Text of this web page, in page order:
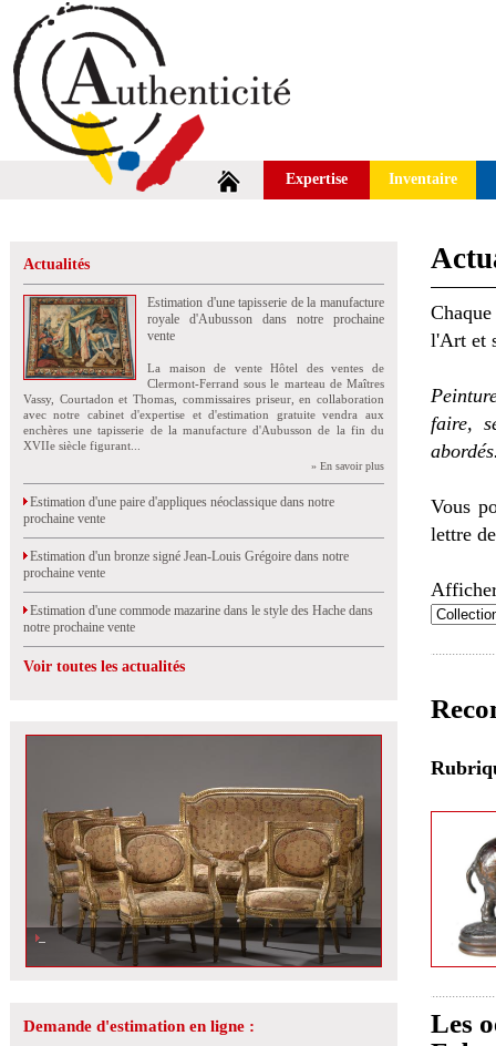
Expertise Inventaire
Actualités
Estimation d'une tapisserie de la manufacture
royale d'Aubusson dans notre prochaine
vente
La maison de vente Hôtel des ventes de
Clermont-Ferrand sous le marteau de Maîtres
Vassy, Courtadon et Thomas, commissaires priseur, en collaboration
avec notre cabinet d'expertise et d'estimation gratuite vendra aux
enchères une tapisserie de la manufacture d'Aubusson de la fin du
XVIIe siècle figurant...
» En savoir plus
Estimation d'une paire d'appliques néoclassique dans notre
prochaine vente
Estimation d'un bronze signé Jean-Louis Grégoire dans notre
prochaine vente
Estimation d'une commode mazarine dans le style des Hache dans
notre prochaine vente
Voir toutes les actualités
Demande d'estimation en ligne :
l'Art et
faire,
Vous
lettre
Les